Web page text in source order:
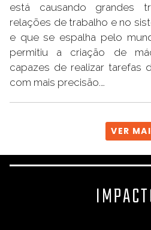
está causando grandes
relações de trabalho e no
e que se espalha pelo
permitiu a criação de
capazes de realizar tarefas
com mais precisão.…
VER